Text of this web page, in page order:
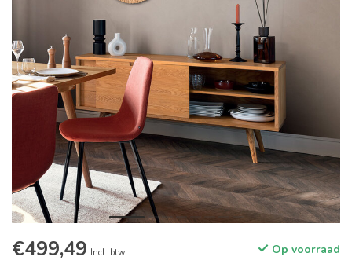
€499,49 Incl. btw Op voorraad